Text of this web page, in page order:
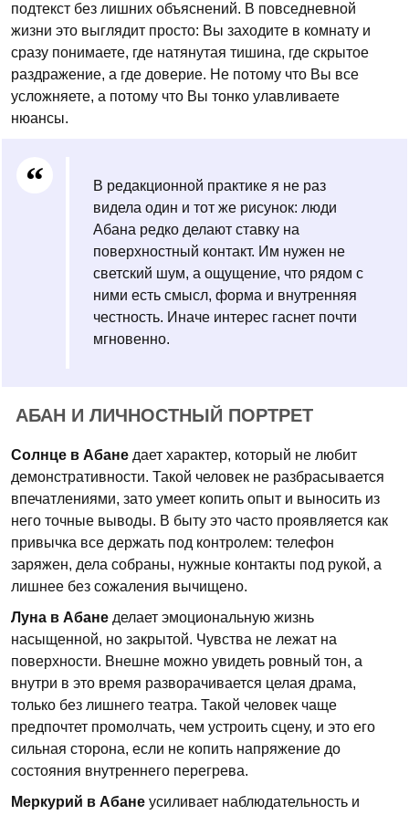
подтекст без лишних объяснений. В повседневной
жизни это выглядит просто: Вы заходите в комнату и
сразу понимаете, где натянутая тишина, где скрытое
раздражение, а где доверие. Не потому что Вы все
усложняете, а потому что Вы тонко улавливаете
нюансы.
В редакционной практике я не раз
видела один и тот же рисунок: люди
Абана редко делают ставку на
поверхностный контакт. Им нужен не
светский шум, а ощущение, что рядом с
ними есть смысл, форма и внутренняя
честность. Иначе интерес гаснет почти
мгновенно.
АБАН И ЛИЧНОСТНЫЙ ПОРТРЕТ
Солнце в Абане дает характер, который не любит
демонстративности. Такой человек не разбрасывается
впечатлениями, зато умеет копить опыт и выносить из
него точные выводы. В быту это часто проявляется как
привычка все держать под контролем: телефон
заряжен, дела собраны, нужные контакты под рукой, а
лишнее без сожаления вычищено.
Луна в Абане делает эмоциональную жизнь
насыщенной, но закрытой. Чувства не лежат на
поверхности. Внешне можно увидеть ровный тон, а
внутри в это время разворачивается целая драма,
только без лишнего театра. Такой человек чаще
предпочтет промолчать, чем устроить сцену, и это его
сильная сторона, если не копить напряжение до
состояния внутреннего перегрева.
Меркурий в Абане усиливает наблюдательность и